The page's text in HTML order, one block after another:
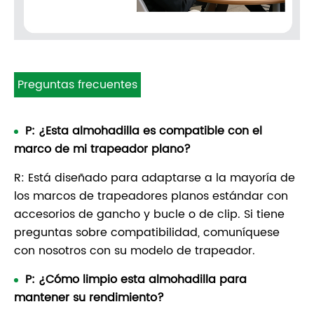
Preguntas frecuentes
P: ¿Esta almohadilla es compatible con el
marco de mi trapeador plano?
R: Está diseñado para adaptarse a la mayoría de
los marcos de trapeadores planos estándar con
accesorios de gancho y bucle o de clip. Si tiene
preguntas sobre compatibilidad, comuníquese
con nosotros con su modelo de trapeador.
P: ¿Cómo limpio esta almohadilla para
mantener su rendimiento?